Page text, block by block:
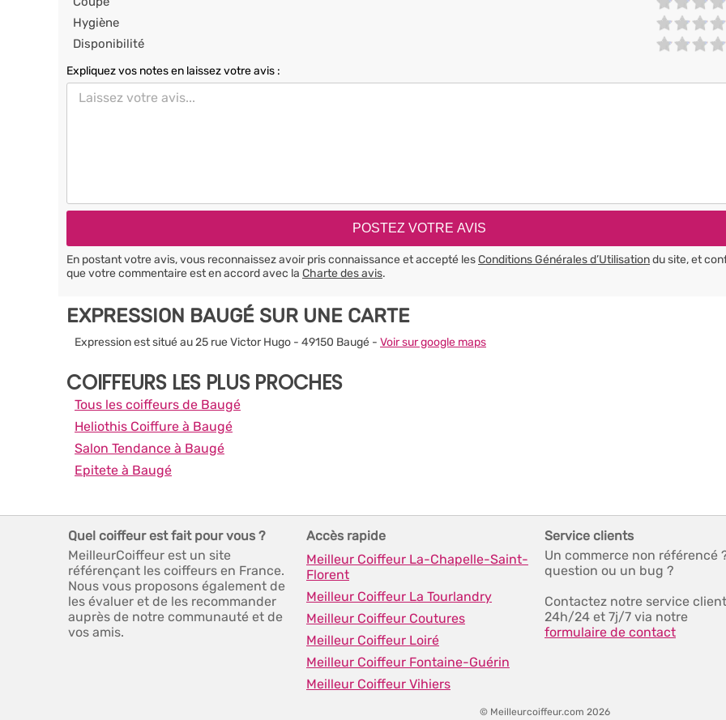
Hygiène
Disponibilité
Expliquez vos notes en laissez votre avis :
En postant votre avis, vous reconnaissez avoir pris connaissance et accepté lesConditions Générales d’Utilisationdu site, et
que votre commentaire est en accord avec la Charte des avis.
EXPRESSION BAUGÉ SUR UNE CARTE
Expression est situé au 25 rue Victor Hugo - 49150 Baugé - Voir sur google maps
COIFFEURS LES PLUS PROCHES
Tous les coiffeurs de Baugé
Heliothis Coiffure à Baugé
Salon Tendance à Baugé
Epitete à Baugé
Quel coiffeur est fait pour vous ?
MeilleurCoiffeur est un site
référençant les coiffeurs en France.
Nous vous proposons également de
les évaluer et de les recommander
auprès de notre communauté et de
vos amis.
Accès rapide
Meilleur Coiffeur La-Chapelle-Saint-
Florent
Meilleur Coiffeur La Tourlandry
Meilleur Coiffeur Coutures
Meilleur Coiffeur Loiré
Meilleur Coiffeur Fontaine-Guérin
Meilleur Coiffeur Vihiers
Service clients
Un commerce non référencé
question ou un bug ?
Contactez notre service client
24h/24 et 7j/7 via notre
formulaire de contact
© Meilleurcoiffeur.com 2026